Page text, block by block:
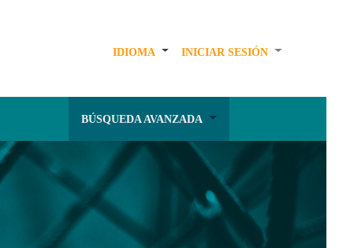
IDIOMA INICIAR SESIÓN
BÚSQUEDA AVANZADA